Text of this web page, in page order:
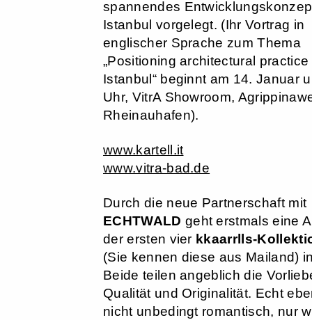
spannendes
Istanbul vorgelegt. (Ihr Vortrag in
englischer Sprache zum Thema
„Positioning architectural practice
Istanbul“ beginnt am 14. Januar
Uhr, VitrA Showroom,
Rheinauhafen).
www.kartell.it
www.vitra-bad.de
Durch die neue Partnerschaft mit
ECHTWALD geht erstmals eine
der ersten vier kkaarrlls-
(Sie kennen diese aus Mailand)
Beide teilen angeblich die
Qualität und Originalität. Echt
nicht unbedingt romantisch, nur